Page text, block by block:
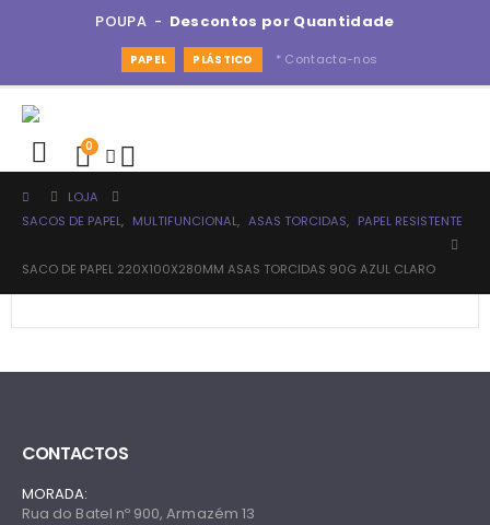
POUPA - Descontos por Quantidade
PAPEL PLÁSTICO * Contacta-nos
0
LOJA
SACOS DE PAPEL, MULTIFUNCIONAL, ASAS TORCIDAS, PAPEL RESISTENTE
SACO DE PAPEL 220X100X280MM ASAS TORCIDAS 90G AZUL CLARO
CONTACTOS
MORADA:
Rua do Batel nº 900, Armazém 13